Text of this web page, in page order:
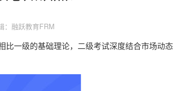
：融跃教育FRM
比一级的基础理论，二级考试深度结合市场动态